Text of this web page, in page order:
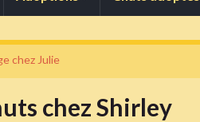
chez Julie
chez Shirley